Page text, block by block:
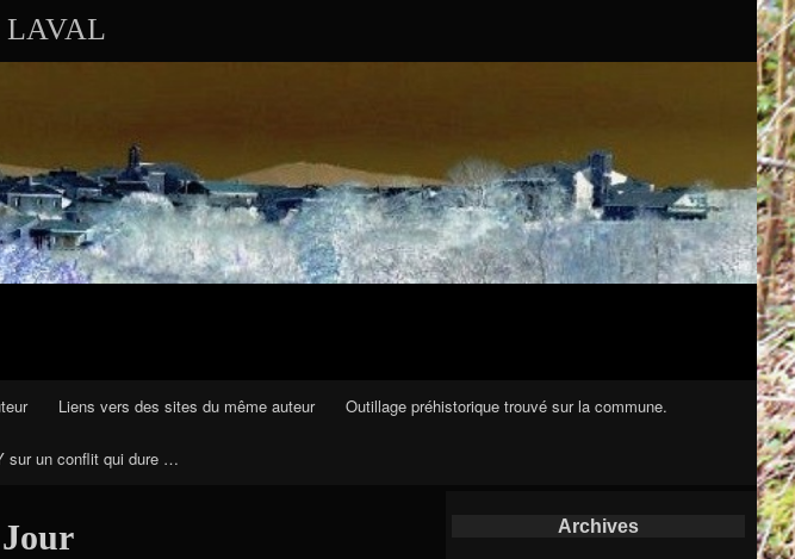
LAVAL
Liens vers des sites du même auteur Outillage préhistorique trouvé sur la commune.
sur un conflit qui dure …
Archives